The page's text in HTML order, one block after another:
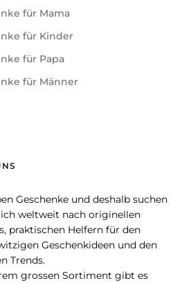
für Mama
für Kinder
für Papa
für Männer
Geschenke und deshalb suchen
weltweit nach originellen
praktischen Helfern für den
Geschenkideen und den
Trends.
grossen Sortiment gibt es